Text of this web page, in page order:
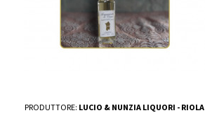
PRODUTTORE: LUCIO & NUNZIA LIQUORI - RIOLA